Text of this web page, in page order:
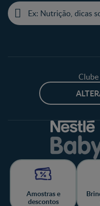
Amostras e
descontos